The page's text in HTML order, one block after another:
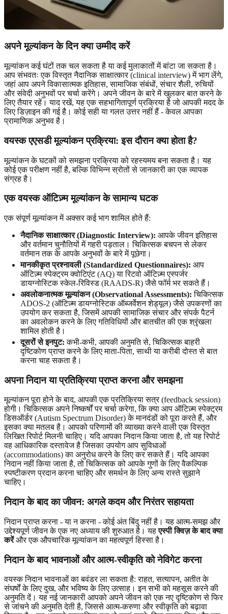
अपने मूल्यांकन के दिन क्या उम्मीद करें
मूल्यांकन कई घंटों तक चल सकता है या कई मुलाकातों में बांटा जा सकता है।
आप संभवतः एक विस्तृत नैदानिक ​​साक्षात्कार (clinical interview) में भाग लेंगे,
जहां आप अपने विकासात्मक इतिहास, सामाजिक संबंधों, संचार शैली, रुचियों
और संवेदी अनुभवों पर चर्चा करेंगे। अपने जीवन के बारे में खुलकर बात करने के
लिए तैयार रहें। याद रखें, यह एक सहभागितापूर्ण प्रक्रिया है जो आपकी मदद के
लिए डिज़ाइन की गई है। कोई सही या गलत उत्तर नहीं हैं - केवल आपका
प्रामाणिक अनुभव है।
वयस्क एएसडी मूल्यांकन प्रक्रिया: इस दौरान क्या होता है?
मूल्यांकन के घटकों को समझना प्रक्रिया को रहस्यमय बना सकता है। यह
कोई एक परीक्षण नहीं है, बल्कि विभिन्न स्रोतों से जानकारी का एक व्यापक
संग्रह है।
एक वयस्क ऑटिज़्म मूल्यांकन के सामान्य घटक
एक संपूर्ण मूल्यांकन में अक्सर कई भाग शामिल होते हैं:
नैदानिक ​​साक्षात्कार (Diagnostic Interview): आपके जीवन इतिहास
और वर्तमान चुनौतियों में गहरी पड़ताल। चिकित्सक बचपन से लेकर
वर्तमान तक के आपके अनुभवों के बारे में पूछेगा।
मानकीकृत प्रश्नावली (Standardized Questionnaires): आप
ऑटिज़्म स्पेक्ट्रम क्वोटिएंट (AQ) या रिटवो ऑटिज़्म एस्पर्जर
डायग्नोस्टिक स्केल-रिविस्ड (RAADS-R) जैसे फॉर्म भर सकते हैं।
अवलोकनात्मक मूल्यांकन (Observational Assessments): चिकित्सक
ADOS-2 (ऑटिज़्म डायग्नोस्टिक ऑब्जर्वेशन शेड्यूल) जैसे उपकरणों का
उपयोग कर सकता है, जिसमें आपकी सामाजिक संचार और संपर्क पैटर्न
का अवलोकन करने के लिए गतिविधियों और बातचीत की एक श्रृंखला
शामिल होती है।
दूसरों से इनपुट: कभी-कभी, आपकी अनुमति से, चिकित्सक बाहरी
दृष्टिकोण प्राप्त करने के लिए माता-पिता, साथी या करीबी दोस्त से बात
करना चाह सकता है।
अपना निदान या प्रतिक्रिया प्राप्त करना और समझना
मूल्यांकन पूरा होने के बाद, आपकी एक प्रतिक्रिया सत्र (feedback session)
होगी। चिकित्सक अपने निष्कर्षों पर चर्चा करेगा, कि क्या आप ऑटिज़्म स्पेक्ट्रम
डिसऑर्डर (Autism Spectrum Disorder) के मानदंडों को पूरा करते हैं, और
इसका क्या मतलब है। आपको परिणामों की व्याख्या करने वाली एक विस्तृत
लिखित रिपोर्ट मिलनी चाहिए। यदि आपका निदान किया जाता है, तो यह रिपोर्ट
वह आधिकारिक दस्तावेज है जिसका उपयोग आप सुविधाओं
(accommodations) का अनुरोध करने के लिए कर सकते हैं। यदि आपका
निदान नहीं किया जाता है, तो चिकित्सक को आपके गुणों के लिए वैकल्पिक
स्पष्टीकरण प्रदान करना चाहिए और समर्थन के लिए अन्य रास्ते सुझाने
चाहिए।
निदान के बाद का जीवन: अगले कदम और निरंतर सहायता
निदान प्राप्त करना - या न करना - कोई अंत बिंदु नहीं है। यह आत्म-समझ और
उद्देश्यपूर्ण जीवन के एक नए अध्याय की शुरुआत है। यहएस्पी क्विज़ के बाद क्या
करेंऔर एक औपचारिक मूल्यांकन का महत्वपूर्ण हिस्सा है।
निदान के बाद भावनाओं और आत्म-स्वीकृति को नेविगेट करना
वयस्क निदान भावनाओं का बवंडर ला सकता है: राहत, सत्यापन, अतीत के
संघर्षों के लिए दुख, और भविष्य के लिए उत्साह। इन सभी को महसूस करने की
अनुमति दें। यह नई जानकारी आपको अपने जीवन को एक नए दृष्टिकोण से फिर
से जांचने की अनुमति देती है, जिससे आत्म-करुणा और स्वीकृति को बढ़ावा